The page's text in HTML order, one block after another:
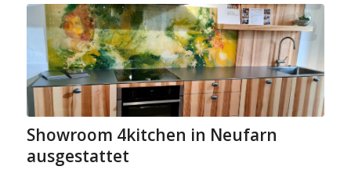
Showroom 4kitchen in Neufarn
ausgestattet